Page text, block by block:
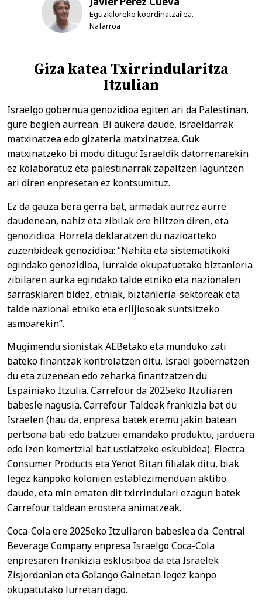
Eguzkiloreko koordinatzailea.
Nafarroa
Giza katea Txirrindularitza
Itzulian
Israelgo gobernua genozidioa egiten ari da Palestinan,
gure begien aurrean. Bi aukera daude, israeldarrak
matxinatzea edo gizateria matxinatzea. Guk
matxinatzeko bi modu ditugu: Israeldik datorrenarekin
ez kolaboratuz eta palestinarrak zapaltzen laguntzen
ari diren enpresetan ez kontsumituz.
Ez da gauza bera gerra bat, armadak aurrez aurre
daudenean, nahiz eta zibilak ere hiltzen diren, eta
genozidioa. Horrela deklaratzen du nazioarteko
zuzenbideak genozidioa: “Nahita eta sistematikoki
egindako genozidioa, lurralde okupatuetako biztanleria
zibilaren aurka egindako talde etniko eta nazionalen
sarraskiaren bidez, etniak, biztanleria-sektoreak eta
talde nazional etniko eta erlijiosoak suntsitzeko
asmoarekin”.
Mugimendu sionistak AEBetako eta munduko zati
bateko finantzak kontrolatzen ditu, Israel gobernatzen
du eta zuzenean edo zeharka finantzatzen du
Espainiako Itzulia. Carrefour da 2025eko Itzuliaren
babesle nagusia. Carrefour Taldeak frankizia bat du
Israelen (hau da, enpresa batek eremu jakin batean
pertsona bati edo batzuei emandako produktu, jarduera
edo izen komertzial bat ustiatzeko eskubidea). Electra
Consumer Products eta Yenot Bitan filialak ditu, biak
legez kanpoko kolonien establezimenduan aktibo
daude, eta min ematen dit txirrindulari ezagun batek
Carrefour taldean erostera animatzeak.
Coca-Cola ere 2025eko Itzuliaren babeslea da. Central
Beverage Company enpresa Israelgo Coca-Cola
enpresaren frankizia esklusiboa da eta Israelek
Zisjordanian eta Golango Gainetan legez kanpo
okupatutako lurretan dago.